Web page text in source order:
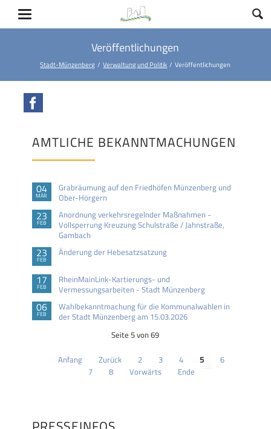
Veröffentlichungen
Stadt-Münzenberg Verwaltung und Politik Veröffentlichungen
AMTLICHE BEKANNTMACHUNGEN
04
MÄR
Grabräumung auf den Friedhöfen Münzenberg und
Ober-Hörgern
23
FEB
Anordnung verkehrsregelnder Maßnahmen -
Vollsperrung Kreuzung Schulstraße / Jahnstraße,
Gambach
23
FEB
Änderung der Hebesatzsatzung
17
FEB
RheinMainLink-Kartierungs- und
Vermessungsarbeiten - Stadt Münzenberg
06
FEB
Wahlbekanntmachung für die Kommunalwahlen in
der Stadt Münzenberg am 15.03.2026
Seite 5 von 69
Anfang Zurück 2 3 4 5
6
7
8 Vorwärts Ende